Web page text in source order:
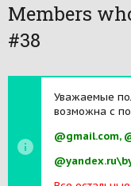
Members
#38
Уважаемые
возможна с
@gmail.com,